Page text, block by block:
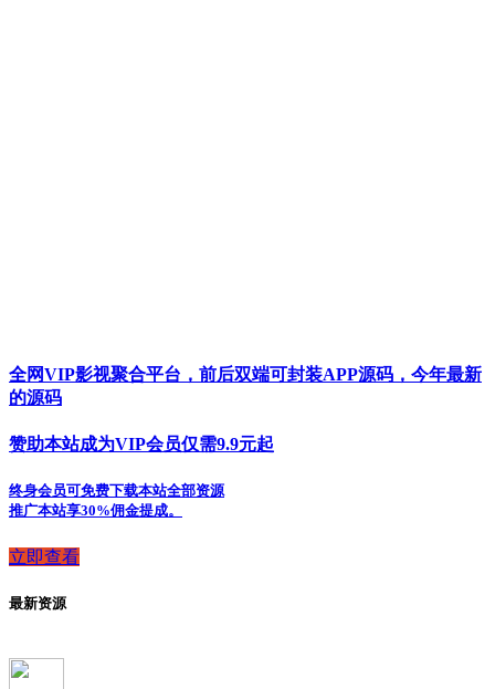
全网VIP影视聚合平台，前后双端可封装APP源码，今年最新
的源码
赞助本站成为VIP会员仅需9.9元起
终身会员可免费下载本站全部资源
推广本站享30%佣金提成。
立即查看
最新资源